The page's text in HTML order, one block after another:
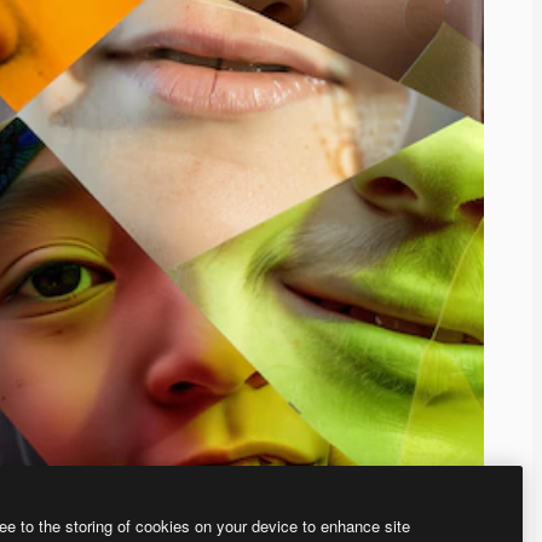
нашего генератора изображений на основе ИИ.
to the storing of cookies on your device to enhance site